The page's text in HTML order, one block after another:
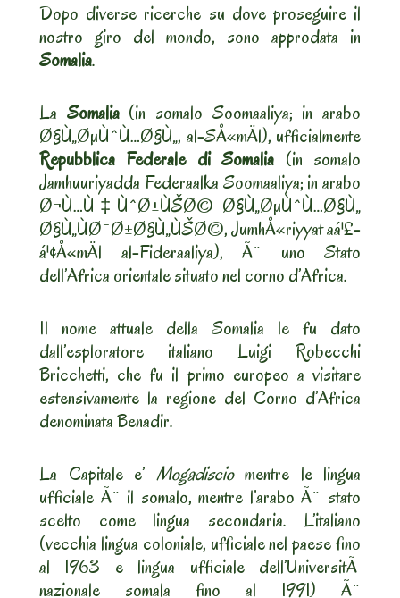
Dopo diverse ricerche su dove proseguire il
nostro giro del mondo, sono approdata in
Somalia.
La Somalia(in somalo Soomaaliya; in arabo
Ø§Ù„ØµÙˆÙ…Ø§Ù„, al-SÅ«mÄl), ufficialmente
Repubblica Federale di Somalia (in somalo
Jamhuuriyadda Federaalka Soomaaliya; in arabo
Ø¬Ù…Ù‡ÙˆØ±ÙŠØ© Ø§Ù„ØµÙˆÙ…Ø§Ù„
Ø§Ù„ÙØ¯Ø±Ø§Ù„ÙŠØ©, JumhÅ«riyyat aá¹£-
á¹¢Å«mÄl al-Fideraaliya), Ã¨ uno Stato
dell’Africa orientale situato nel corno d’Africa.
Il nome attuale della Somalia le fu dato
dall’esploratore italiano Luigi Robecchi
Bricchetti, che fu il primo europeo a visitare
estensivamente la regione del Corno d’Africa
denominata Benadir.
La Capitale e’ Mogadisciomentre le lingua
ufficiale Ã¨ il somalo, mentre l’arabo Ã¨ stato
scelto come lingua secondaria. L’italiano
(vecchia lingua coloniale, ufficiale nel paese fino
al 1963 e lingua ufficiale dell’UniversitÃ
nazionale somala fino al 1991) Ã¨